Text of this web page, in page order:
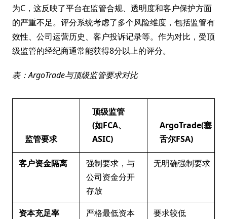
为C，这反映了平台在监管合规、透明度和客户保护方面
的严重不足。评分系统考虑了多个风险维度，包括监管有
效性、公司运营历史、客户投诉记录等。作为对比，受顶
级监管的经纪商通常能获得8分以上的评分。
表：ArgoTrade与顶级监管要求对比
监管要求
顶级监管
(如FCA、
ASIC)
ArgoTrade(塞
舌尔FSA)
客户资金隔离
强制要求，与
公司资金分开
存放
无明确强制要求
资本充足率 严格最低资本 要求较低